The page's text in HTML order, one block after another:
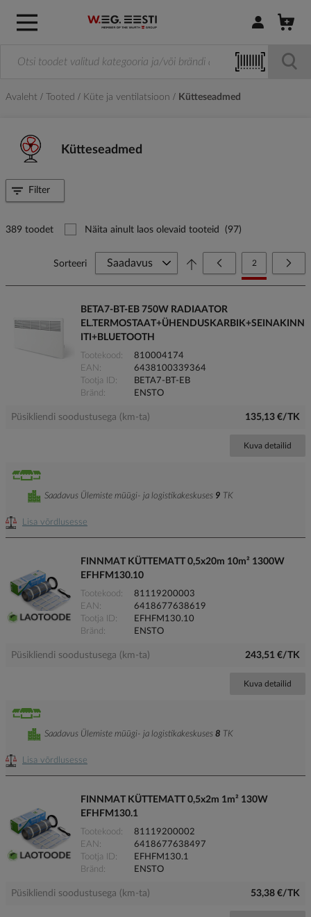
Logi sisse /
Avaleht Tooted Küte ja ventilatsioon Kütteseadmed
Kütteseadmed
389 toodet Näita ainult laos olevaid tooteid (97)
Page You're currently
2
Sorteeri
BETA7-BT-EB 750W RADIAATOR
EL.TERMOSTAAT+ÜHENDUSKARBIK+SEINAKINN
ITI+BLUETOOTH
Tootekood
810004174
EAN
6438100339364
Tootja ID
BETA7-BT-EB
Bränd
ENSTO
Püsikliendi soodustusega (km-ta) 135,13 €/TK
Kuva detailid
Lisa võrdlusesse
Saadavus Ülemiste müügi- ja logistikakeskuses 9 TK
FINNMAT KÜTTEMATT 0,5x20m 10m² 1300W
EFHFM130.10
Tootekood
81119200003
EAN
6418677638619
Tootja ID
EFHFM130.10
Bränd
ENSTO
Püsikliendi soodustusega (km-ta) 243,51 €/TK
Kuva detailid
Lisa võrdlusesse
Saadavus Ülemiste müügi- ja logistikakeskuses 8 TK
FINNMAT KÜTTEMATT 0,5x2m 1m² 130W
EFHFM130.1
Tootekood
81119200002
EAN
6418677638497
Tootja ID
EFHFM130.1
Bränd
ENSTO
Püsikliendi soodustusega (km-ta) 53,38 €/TK
Filter